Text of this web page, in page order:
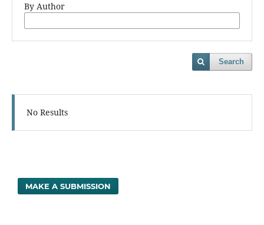
By Author
Search
No Results
MAKE A SUBMISSION